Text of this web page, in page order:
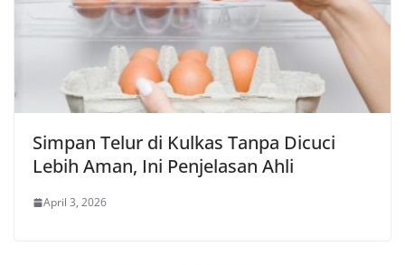
Simpan Telur di Kulkas Tanpa Dicuci
Lebih Aman, Ini Penjelasan Ahli
April 3, 2026